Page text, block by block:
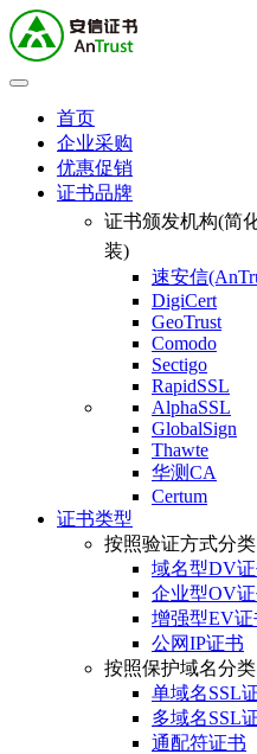
首页
企业采购
优惠促销
证书品牌
证书颁发机构(简
装)
速安信
DigiCert
GeoTrust
Comodo
Sectigo
RapidSSL
AlphaSSL
GlobalSign
Thawte
华测CA
Certum
证书类型
按照验证方式分
域名型DV
企业型OV
增强型EV证
公网IP证书
按照保护域名分
单域名SSL
多域名SSL
通配符证书